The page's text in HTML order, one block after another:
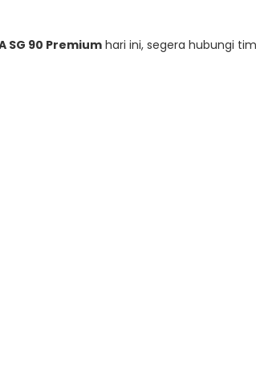
SG 90 Premiumhari ini, segera hubungi tim